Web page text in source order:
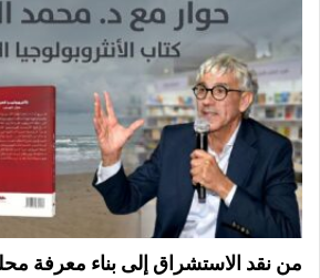
من نقد الاستشراق إلى بناء معرفة